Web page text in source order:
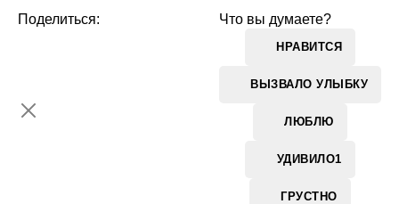
Что вы думаете?
НРАВИТСЯ
ВЫЗВАЛО УЛЫБКУ
ЛЮБЛЮ
УДИВИЛО1
ГРУСТНО
Поделиться: